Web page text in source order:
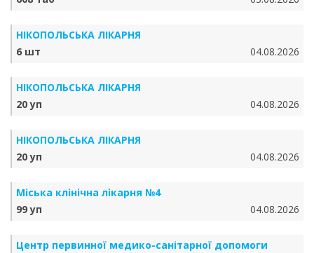
НІКОПОЛЬСЬКА ЛІКАРНЯ
6 шт
04.08.2026
НІКОПОЛЬСЬКА ЛІКАРНЯ
20 уп
04.08.2026
НІКОПОЛЬСЬКА ЛІКАРНЯ
20 уп
04.08.2026
Міська клінічна лікарня №4
99 уп
04.08.2026
Центр первинної медико-санітарної допомоги